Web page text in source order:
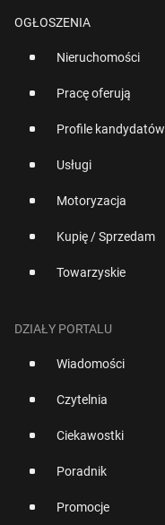
OGŁOSZENIA
Nieruchomości
Pracę oferują
Profile kandydatów
Usługi
Motoryzacja
Kupię / Sprzedam
Towarzyskie
DZIAŁY PORTALU
Wiadomości
Czytelnia
Ciekawostki
Poradnik
Promocje